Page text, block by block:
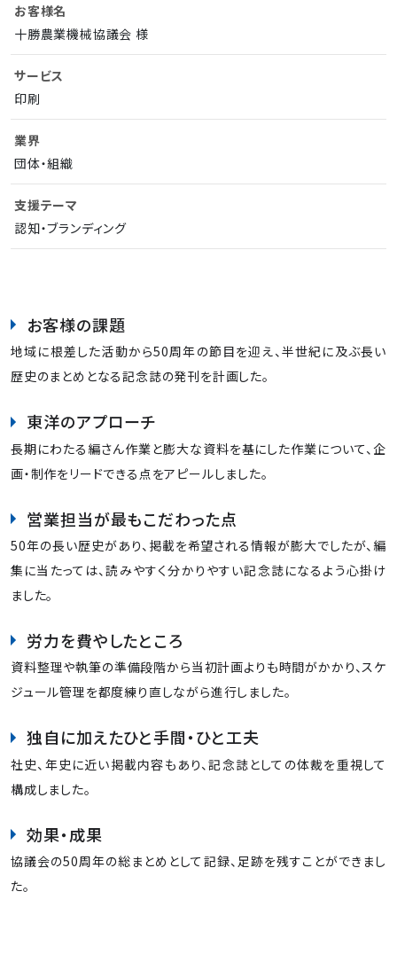
お客様名
十勝農業機械協議会 様
サービス
印刷
業界
団体・組織
支援テーマ
認知・ブランディング
お客様の課題
地域に根差した活動から50周年の節目を迎え、半世紀に及ぶ長い
歴史のまとめとなる記念誌の発刊を計画した。
東洋のアプローチ
長期にわたる編さん作業と膨大な資料を基にした作業について、企
画・制作をリードできる点をアピールしました。
営業担当が最もこだわった点
50年の長い歴史があり、掲載を希望される情報が膨大でしたが、編
集に当たっては、読みやすく分かりやすい記念誌になるよう心掛け
ました。
労力を費やしたところ
資料整理や執筆の準備段階から当初計画よりも時間がかかり、スケ
ジュール管理を都度練り直しながら進行しました。
独自に加えたひと手間・ひと工夫
社史、年史に近い掲載内容もあり、記念誌としての体裁を重視して
構成しました。
効果・成果
協議会の50周年の総まとめとして記録、足跡を残すことができまし
た。